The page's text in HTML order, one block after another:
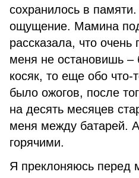
сохранилось в
ощущение. Мамина
рассказала, что
меня не остановишь –
косяк, то еще обо что-
было ожогов, после
на десять месяцев
меня между батарей.
горячими.
Я преклоняюсь перед